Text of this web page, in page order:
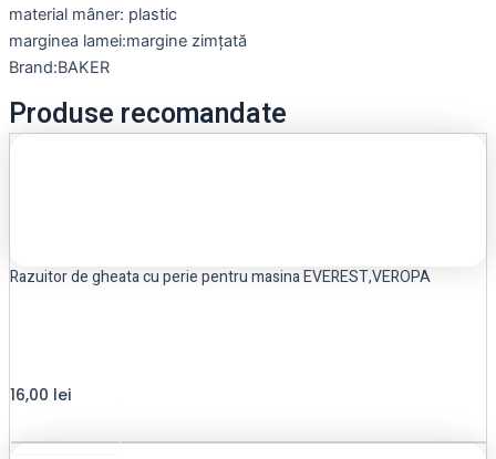
material mâner: plastic
marginea lamei:margine zimțată
Brand:BAKER
Produse recomandate
Razuitor de gheata cu perie pentru masina EVEREST,VEROPA
16,00 lei